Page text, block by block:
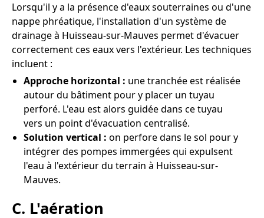
Lorsqu'il y a la présence d'eaux souterraines ou d'une
nappe phréatique, l'installation d'un système de
drainage à Huisseau-sur-Mauves permet d'évacuer
correctement ces eaux vers l'extérieur. Les techniques
incluent :
Approche horizontal : une tranchée est réalisée
autour du bâtiment pour y placer un tuyau
perforé. L'eau est alors guidée dans ce tuyau
vers un point d'évacuation centralisé.
Solution vertical : on perfore dans le sol pour y
intégrer des pompes immergées qui expulsent
l'eau à l'extérieur du terrain à Huisseau-sur-
Mauves.
C. L'aération